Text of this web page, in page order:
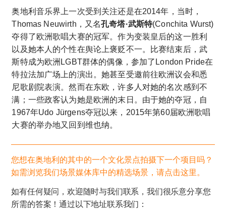
奥地利音乐界上一次受到关注还是在2014年，当时，
Thomas Neuwirth，又名孔奇塔·武斯特(Conchita Wurst)
夺得了欧洲歌唱大赛的冠军。作为变装皇后的这一胜利
以及她本人的个性在舆论上褒贬不一。比赛结束后，武
斯特成为欧洲LGBT群体的偶像，参加了London Pride在
特拉法加广场上的演出。她甚至受邀前往欧洲议会和悉
尼歌剧院表演。然而在东欧，许多人对她的名次感到不
满；一些政客认为她是欧洲的末日。由于她的夺冠，自
1967年Udo Jürgens夺冠以来，2015年第60届欧洲歌唱
大赛的举办地又回到维也纳。
您想在奥地利的其中的一个文化景点拍摄下一个项目吗？
如需浏览我们场景媒体库中的精选场景，请点击这里。
如有任何疑问，欢迎随时与我们联系，我们很乐意分享您
所需的答案！通过以下地址联系我们：